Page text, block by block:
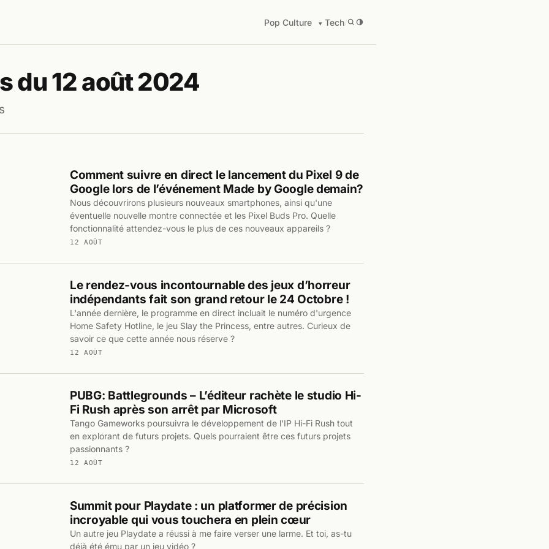
Pop Culture Tech/
du 12 août 2024
Comment suivre en direct le lancement du Pixel 9 de
Google lors de l’événement Made by Google demain?
Nous découvrirons plusieurs nouveaux smartphones, ainsi qu'une
éventuelle nouvelle montre connectée et les Pixel Buds Pro. Quelle
fonctionnalité attendez-vous le plus de ces nouveaux appareils ?
12 AOÛT
Le rendez-vous incontournable des jeux d’horreur
indépendants fait son grand retour le 24 Octobre !
L'année dernière, le programme en direct incluait le numéro d'urgence
Home Safety Hotline, le jeu Slay the Princess, entre autres. Curieux de
savoir ce que cette année nous réserve ?
12 AOÛT
PUBG: Battlegrounds – L’éditeur rachète le studio Hi-
Fi Rush après son arrêt par Microsoft
Tango Gameworks poursuivra le développement de l'IP Hi-Fi Rush tout
en explorant de futurs projets. Quels pourraient être ces futurs projets
passionnants ?
12 AOÛT
Summit pour Playdate : un platformer de précision
incroyable qui vous touchera en plein cœur
Un autre jeu Playdate a réussi à me faire verser une larme. Et toi, as-tu
déjà été ému par un jeu vidéo ?